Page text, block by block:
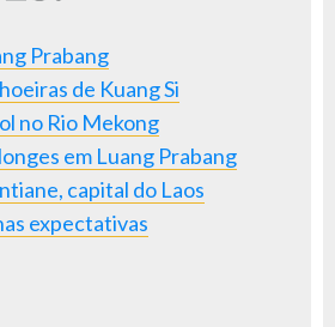
Prabang
de Kuang Si
no Rio Mekong
em Luang Prabang
capital do Laos
expectativas